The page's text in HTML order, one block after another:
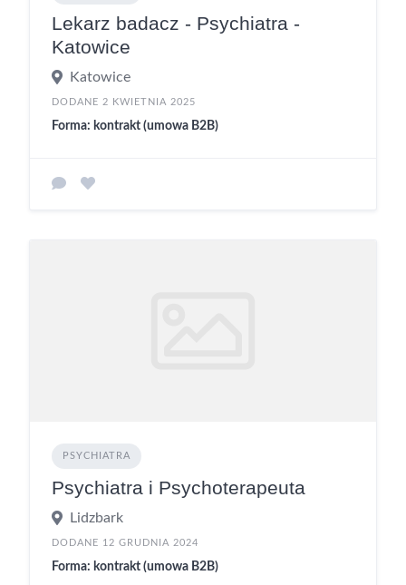
Lekarz badacz - Psychiatra -
Katowice
Katowice
DODANE 2 KWIETNIA 2025
Forma: kontrakt (umowa B2B)
PSYCHIATRA
Psychiatra i Psychoterapeuta
Lidzbark
DODANE 12 GRUDNIA 2024
Forma: kontrakt (umowa B2B)